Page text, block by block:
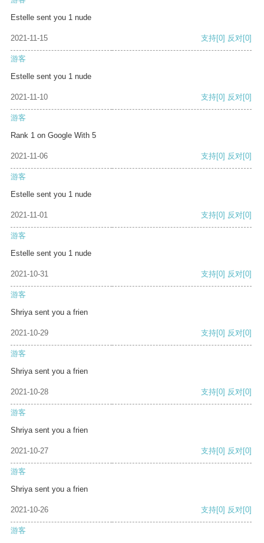
Estelle sent you 1 nude
2021-11-15 支持[0] 反对[0]
游客
Estelle sent you 1 nude
2021-11-10 支持[0] 反对[0]
游客
Rank 1 on Google With 5
2021-11-06 支持[0] 反对[0]
游客
Estelle sent you 1 nude
2021-11-01 支持[0] 反对[0]
游客
Estelle sent you 1 nude
2021-10-31 支持[0] 反对[0]
游客
Shriya sent you a frien
2021-10-29 支持[0] 反对[0]
游客
Shriya sent you a frien
2021-10-28 支持[0] 反对[0]
游客
Shriya sent you a frien
2021-10-27 支持[0] 反对[0]
游客
Shriya sent you a frien
2021-10-26 支持[0] 反对[0]
游客